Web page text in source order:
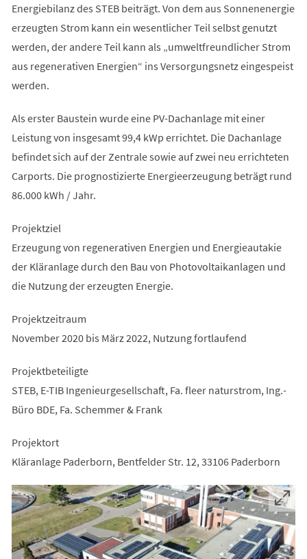
Energiebilanz des STEB beiträgt. Von dem aus Sonnenenergie
erzeugten Strom kann ein wesentlicher Teil selbst genutzt
werden, der andere Teil kann als „umweltfreundlicher Strom
aus regenerativen Energien“ ins Versorgungsnetz eingespeist
werden.
Als erster Baustein wurde eine PV-Dachanlage mit einer
Leistung von insgesamt 99,4 kWp errichtet. Die Dachanlage
befindet sich auf der Zentrale sowie auf zwei neu errichteten
Carports. Die prognostizierte Energieerzeugung beträgt rund
86.000 kWh / Jahr.
Projektziel
Erzeugung von regenerativen Energien und Energieautakie
der Kläranlage durch den Bau von Photovoltaikanlagen und
die Nutzung der erzeugten Energie.
Projektzeitraum
November 2020 bis März 2022, Nutzung fortlaufend
Projektbeteiligte
STEB, E-TIB Ingenieurgesellschaft, Fa. fleer naturstrom, Ing.-
Büro BDE, Fa. Schemmer & Frank
Projektort
Kläranlage Paderborn, Bentfelder Str. 12, 33106 Paderborn